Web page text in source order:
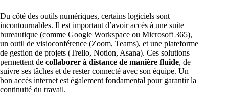
Du côté des outils numériques, certains logiciels sont
incontournables. Il est important d’avoir accès à une suite
bureautique (comme Google Workspace ou Microsoft 365),
un outil de visioconférence (Zoom, Teams), et une plateforme
de gestion de projets (Trello, Notion, Asana). Ces solutions
permettent de collaborer à distance de manière fluide, de
suivre ses tâches et de rester connecté avec son équipe. Un
bon accès internet est également fondamental pour garantir la
continuité du travail.